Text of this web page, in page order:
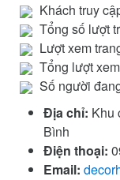
Khách truy
Tổng số lượt
Lượt xem
Tổng lượt
Số người
Địa chỉ: Khu
Bình
Điện thoại:
Email: